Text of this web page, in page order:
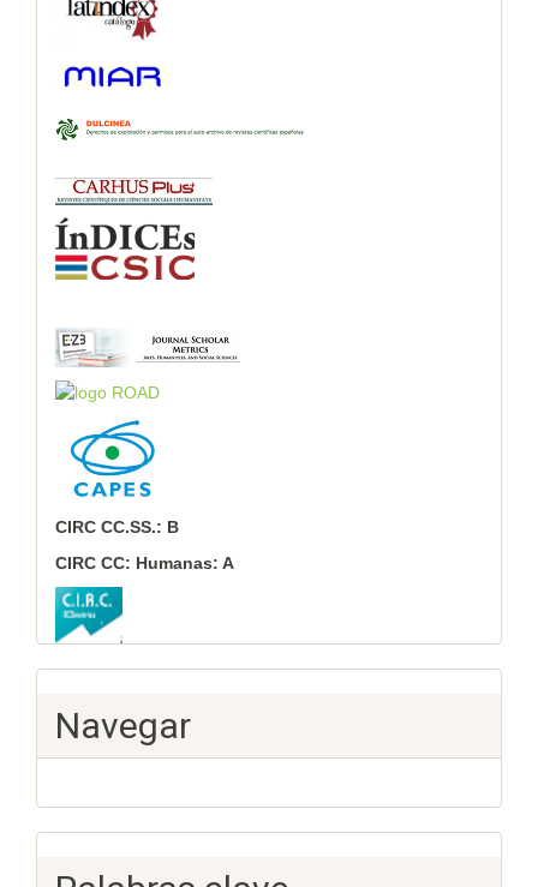
CIRC CC.SS.: B
CIRC CC: Humanas: A
Navegar